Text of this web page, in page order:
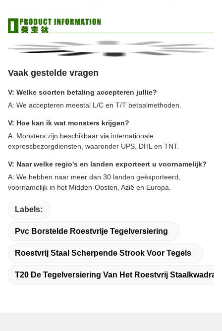
Vaak gestelde vragen
V: Welke soorten betaling accepteren jullie?
A: We accepteren meestal L/C en T/T betaalmethoden.
V: Hoe kan ik wat monsters krijgen?
A: Monsters zijn beschikbaar via internationale
expressbezorgdiensten, waaronder UPS, DHL en TNT.
V: Naar welke regio's en landen exporteert u voornamelijk?
A: We hebben naar meer dan 30 landen geëxporteerd,
voornamelijk in het Midden-Oosten, Azië en Europa.
Labels:
Pvc Borstelde Roestvrije Tegelversiering
Roestvrij Staal Scherpende Strook Voor Tegels
T20 De Tegelversiering Van Het Roestvrij